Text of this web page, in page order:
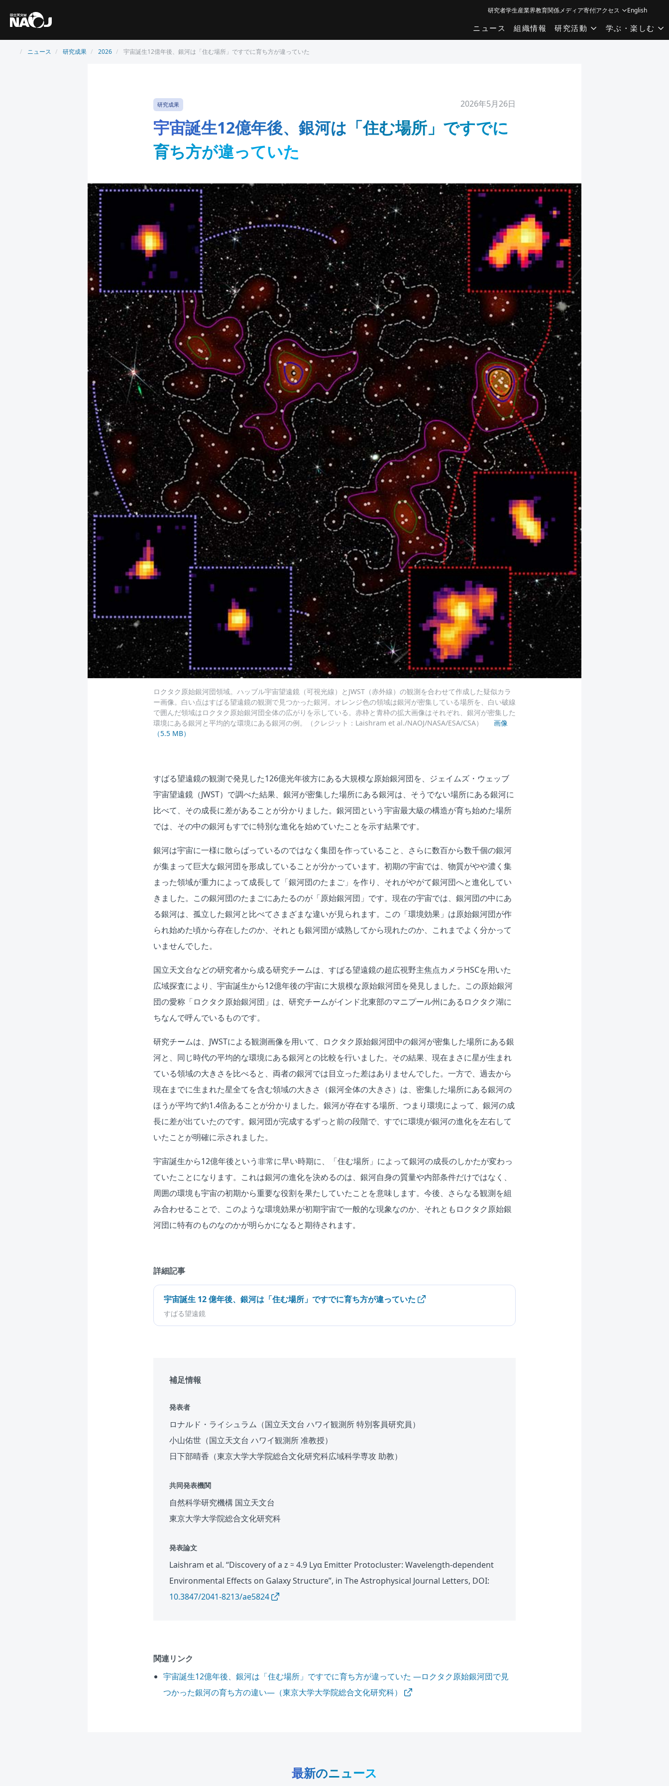
ニュース 組織情報 研究活動 学ぶ・楽しむ
研究者学生産業界教育関係メディア寄付アクセス English
ニュース 研究成果 2026 宇宙誕生12億年後、銀河は「住む場所」ですでに育ち方が違っていた
研究成果 2026年5月26日
宇宙誕生12億年後、銀河は「住む場所」ですでに
育ち方が違っていた
ロクタク原始銀河団領域。ハッブル宇宙望遠鏡（可視光線）とJWST（赤外線）の観測を合わせて作成した疑似カラ
ー画像。白い点はすばる望遠鏡の観測で見つかった銀河。オレンジ色の領域は銀河が密集している場所を、白い破線
で囲んだ領域はロクタク原始銀河団全体の広がりを示している。赤枠と青枠の拡大画像はそれぞれ、銀河が密集した
環境にある銀河と平均的な環境にある銀河の例。（クレジット：Laishram et al./NAOJ/NASA/ESA/CSA）
画像
（5.5 MB）
すばる望遠鏡の観測で発見した126億光年彼方にある大規模な原始銀河団を、ジェイムズ・ウェッブ
宇宙望遠鏡（JWST）で調べた結果、銀河が密集した場所にある銀河は、そうでない場所にある銀河に
比べて、その成長に差があることが分かりました。銀河団という宇宙最大級の構造が育ち始めた場所
では、その中の銀河もすでに特別な進化を始めていたことを示す結果です。
銀河は宇宙に一様に散らばっているのではなく集団を作っていること、さらに数百から数千個の銀河
が集まって巨大な銀河団を形成していることが分かっています。初期の宇宙では、物質がやや濃く集
まった領域が重力によって成長して「銀河団のたまご」を作り、それがやがて銀河団へと進化してい
きました。この銀河団のたまごにあたるのが「原始銀河団」です。現在の宇宙では、銀河団の中にあ
る銀河は、孤立した銀河と比べてさまざまな違いが見られます。この「環境効果」は原始銀河団が作
られ始めた頃から存在したのか、それとも銀河団が成熟してから現れたのか、これまでよく分かって
いませんでした。
国立天文台などの研究者から成る研究チームは、すばる望遠鏡の超広視野主焦点カメラHSCを用いた
広域探査により、宇宙誕生から12億年後の宇宙に大規模な原始銀河団を発見しました。この原始銀河
団の愛称「ロクタク原始銀河団」は、研究チームがインド北東部のマニプール州にあるロクタク湖に
ちなんで呼んでいるものです。
研究チームは、JWSTによる観測画像を用いて、ロクタク原始銀河団中の銀河が密集した場所にある銀
河と、同じ時代の平均的な環境にある銀河との比較を行いました。その結果、現在まさに星が生まれ
ている領域の大きさを比べると、両者の銀河では目立った差はありませんでした。一方で、過去から
現在までに生まれた星全てを含む領域の大きさ（銀河全体の大きさ）は、密集した場所にある銀河の
ほうが平均で約1.4倍あることが分かりました。銀河が存在する場所、つまり環境によって、銀河の成
長に差が出ていたのです。銀河団が完成するずっと前の段階で、すでに環境が銀河の進化を左右して
いたことが明確に示されました。
宇宙誕生から12億年後という非常に早い時期に、「住む場所」によって銀河の成長のしかたが変わっ
ていたことになります。これは銀河の進化を決めるのは、銀河自身の質量や内部条件だけではなく、
周囲の環境も宇宙の初期から重要な役割を果たしていたことを意味します。今後、さらなる観測を組
み合わせることで、このような環境効果が初期宇宙で一般的な現象なのか、それともロクタク原始銀
河団に特有のものなのかが明らかになると期待されます。
詳細記事
宇宙誕生 12 億年後、銀河は「住む場所」ですでに育ち方が違っていた
すばる望遠鏡
補足情報
発表者
ロナルド・ライシュラム（国立天文台 ハワイ観測所 特別客員研究員）
小山佑世（国立天文台 ハワイ観測所 准教授）
日下部晴香（東京大学大学院総合文化研究科広域科学専攻 助教）
共同発表機関
自然科学研究機構 国立天文台
東京大学大学院総合文化研究科
発表論文
Laishram et al. “Discovery of a z ≃ 4.9 Lyα Emitter Protocluster: Wavelength-dependent
Environmental Effects on Galaxy Structure”, in The Astrophysical Journal Letters, DOI:
10.3847/2041-8213/ae5824
関連リンク
宇宙誕生12億年後、銀河は「住む場所」ですでに育ち方が違っていた ―ロクタク原始銀河団で見
つかった銀河の育ち方の違い―（東京大学大学院総合文化研究科）
最新のニュース